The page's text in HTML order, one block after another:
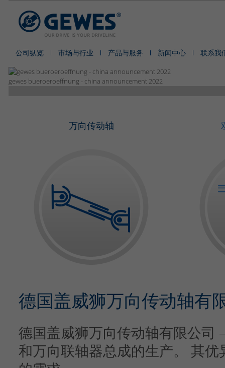
公司纵览 市场与行业 产品与服务 新闻中心 联系我
gewes bueroeroeffnung - china announcement 2022
万向传动轴
德国盖威狮万向传动轴有
德国盖威狮万向传动轴有限公司
和万向联轴器总成的生产。 其